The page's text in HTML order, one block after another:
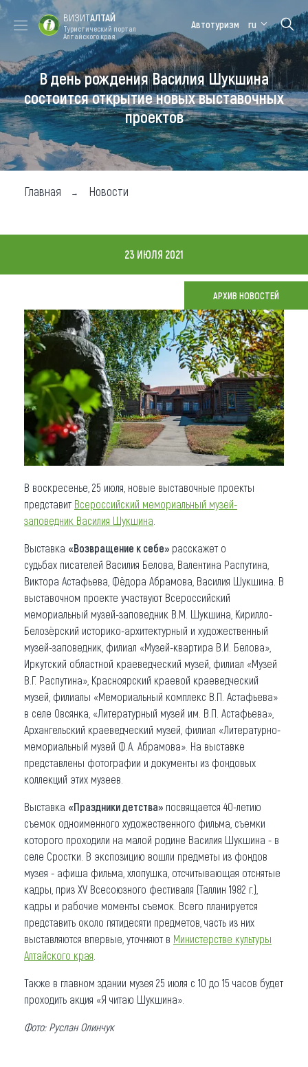
Форум VISIT
ALTAI
Цветение
маральника
Медицинский
форум
Алтайская
зимовка
Туры
Где побывать
Чем заняться
Карта
Что привезти (сувениры)
О регионе
Коллекция впечатлений
Другие рубрики
ВИЗИТАЛТАЙ
Туристический портал
Алтайского края
Автотуризм ru
В день рождения Василия Шукшина
состоится открытие новых выставочных
проектов
Главная Новости
23 ИЮЛЯ 2021
АРХИВ НОВОСТЕЙ
В воскресенье, 25 июля, новые выставочные проекты
представит Всероссийский мемориальный музей-
заповедник Василия Шукшина
Выставка «Возвращение к себе» расскажет о
судьбах писателей Василия Белова, Валентина Распутина,
Виктора Астафьева, Фёдора Абрамова, Василия Шукшина. В
выставочном проекте участвуют Всероссийский
мемориальный музей-заповедник В.М. Шукшина, Кирилло-
Белозёрский историко-архитектурный и художественный
музей-заповедник, филиал «Музей-квартира В.И. Белова»,
Иркутский областной краеведческий музей, филиал «Музей
В.Г. Распутина», Красноярский краевой краеведческий
музей, филиалы «Мемориальный комплекс В.П. Астафьева»
в селе Овсянка, «Литературный музей им. В.П. Астафьева»,
Архангельский краеведческий музей, филиал «Литературно-
мемориальный музей Ф.А. Абрамова». На выставке
представлены фотографии и документы из фондовых
коллекций этих музеев.
Выставка «Праздники детства» посвящается 40-летию
съемок одноименного художественного фильма, съемки
которого проходили на малой родине Василия Шукшина - в
селе Сростки. В экспозицию вошли предметы из фондов
музея - афиша фильма, хлопушка, отсчитывающая отснятые
кадры, приз XV Всесоюзного фестиваля (Таллин 1982 г.),
кадры и рабочие моменты съемок. Всего планируется
представить около пятидесяти предметов, часть из них
выставляются впервые, уточняют в Министерстве культуры
Алтайского края
Также в главном здании музея 25 июля с 10 до 15 часов будет
проходить акция «Я читаю Шукшина».
Фото: Руслан Олинчук